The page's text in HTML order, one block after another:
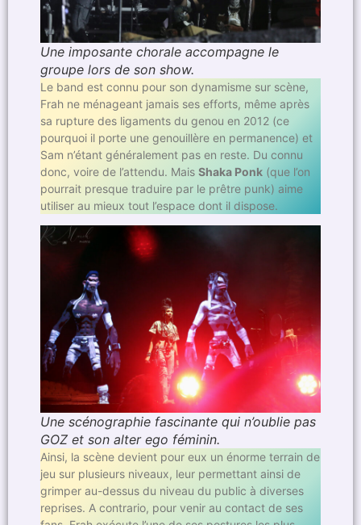
Une imposante chorale accompagne le
groupe lors de son show.
Le band est connu pour son dynamisme sur scène,
Frah ne ménageant jamais ses efforts, même après
sa rupture des ligaments du genou en 2012 (ce
pourquoi il porte une genouillère en permanence) et
Sam n’étant généralement pas en reste. Du connu
donc, voire de l’attendu. Mais Shaka Ponk (que l’on
pourrait presque traduire par le prêtre punk) aime
utiliser au mieux tout l’espace dont il dispose.
Une scénographie fascinante qui n’oublie pas
GOZ et son alter ego féminin.
Ainsi, la scène devient pour eux un énorme terrain de
jeu sur plusieurs niveaux, leur permettant ainsi de
grimper au-dessus du niveau du public à diverses
reprises. A contrario, pour venir au contact de ses